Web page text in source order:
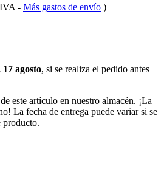
- Más gastos de envío )
agosto, si se realiza el pedido antes
este artículo en nuestro almacén. ¡La
La fecha de entrega puede variar si se
producto.